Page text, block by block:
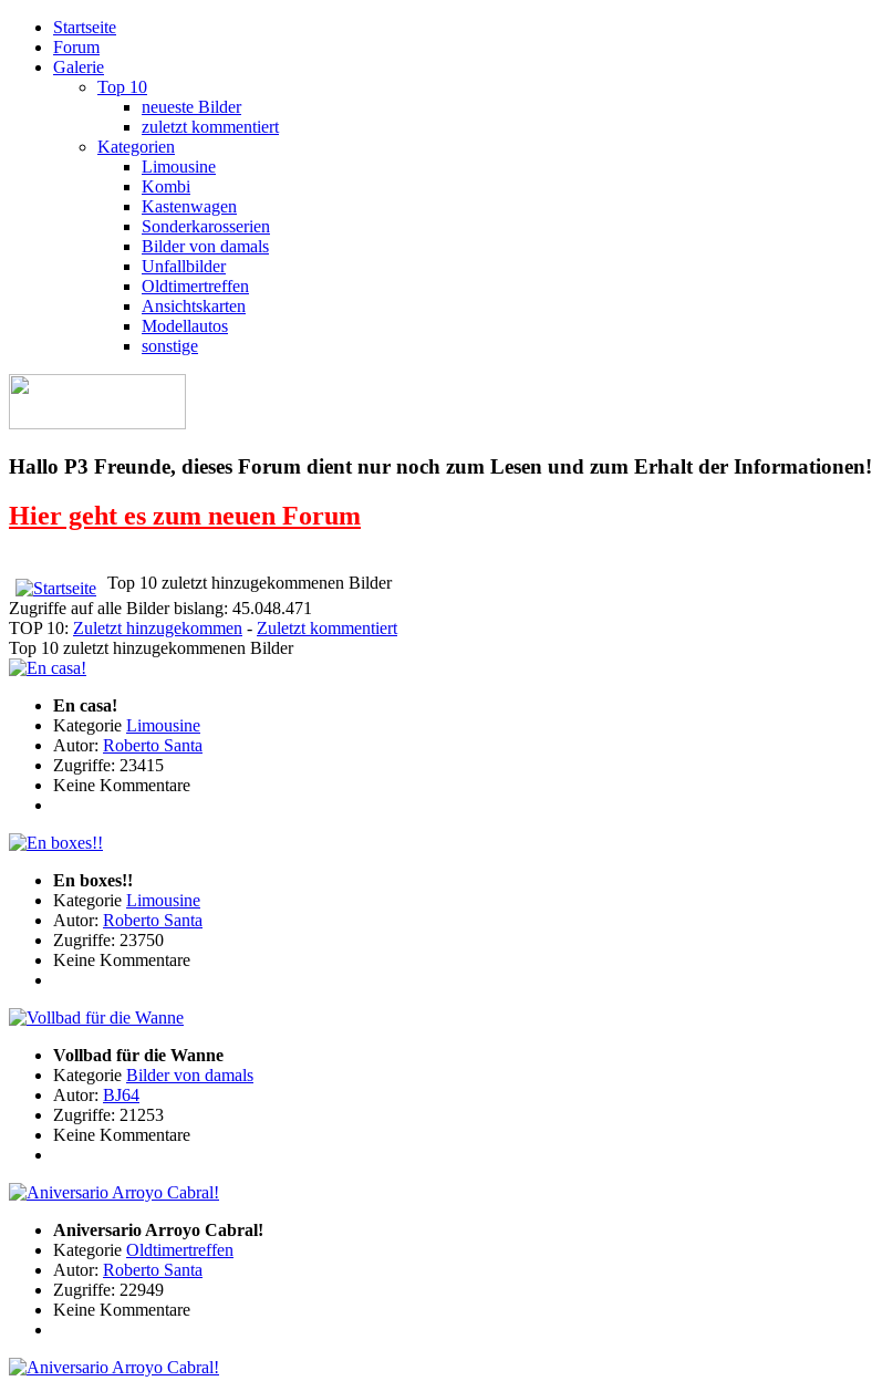
Startseite
Forum
Galerie
Top 10
neueste Bilder
zuletzt kommentiert
Kategorien
Limousine
Kombi
Kastenwagen
Sonderkarosserien
Bilder von damals
Unfallbilder
Oldtimertreffen
Ansichtskarten
Modellautos
sonstige
Hallo P3 Freunde, dieses Forum dient nur noch zum Lesen und zum Erhalt der Informationen!
Hier geht es zum neuen Forum
Top 10 zuletzt hinzugekommenen Bilder
Zugriffe auf alle Bilder bislang: 45.048.471
TOP 10: Zuletzt hinzugekommen - Zuletzt kommentiert
Top 10 zuletzt hinzugekommenen Bilder
En casa!
Kategorie Limousine
Autor: Roberto Santa
Zugriffe: 23415
Keine Kommentare
En boxes!!
Kategorie Limousine
Autor: Roberto Santa
Zugriffe: 23750
Keine Kommentare
Vollbad für die Wanne
Kategorie Bilder von damals
Autor: BJ64
Zugriffe: 21253
Keine Kommentare
Aniversario Arroyo Cabral!
Kategorie Oldtimertreffen
Autor: Roberto Santa
Zugriffe: 22949
Keine Kommentare